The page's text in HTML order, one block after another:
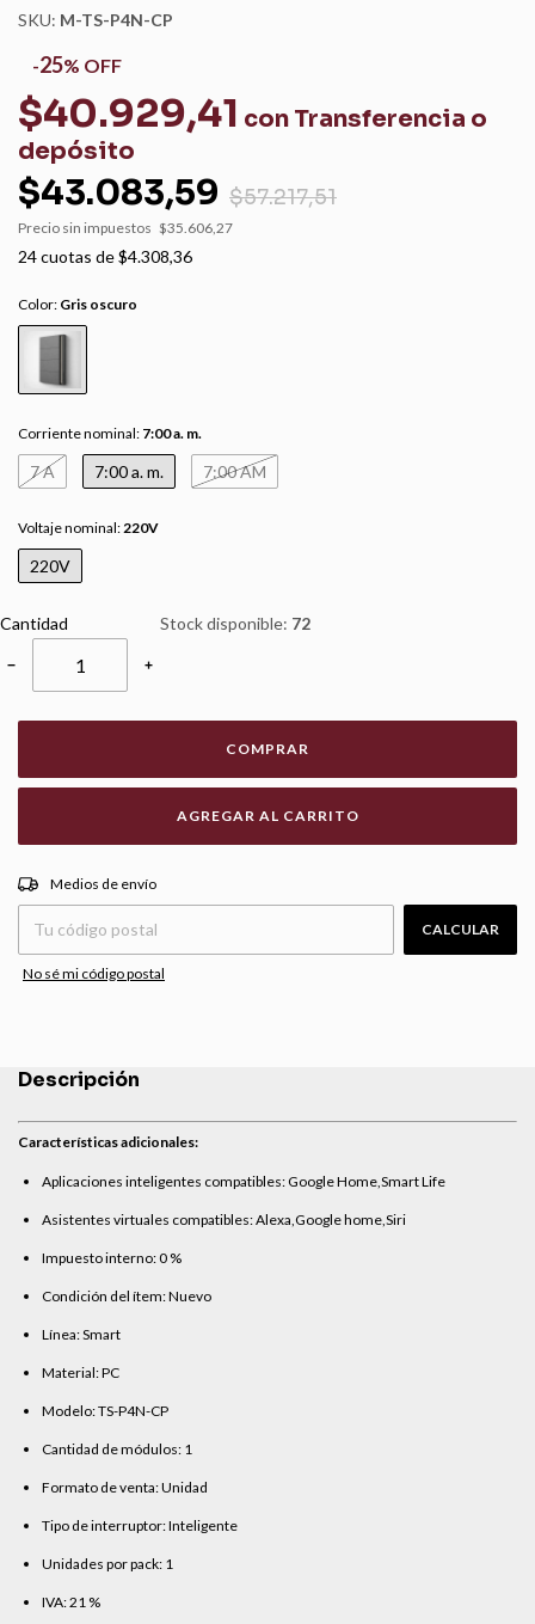
SKU: M-TS-P4N-CP
-25% OFF
$40.929,41 con Transferencia o
depósito
$43.083,59 $57.217,51
Precio sin impuestos $35.606,27
24cuotas de$4.308,36
Color: Gris oscuro
Corriente nominal: 7:00 a. m.
7 A 7:00 a. m. 7:00 AM
Voltaje nominal:220V
220V
Cantidad
− +
Stock disponible: 72
COMPRAR
Entregas para el CP:
Medios de envío
CALCULAR
No sé mi código postal
Descripción
Características adicionales:
Aplicaciones inteligentes compatibles: Google Home,Smart Life
Asistentes virtuales compatibles: Alexa,Google home,Siri
Impuesto interno: 0 %
Condición del ítem: Nuevo
Línea: Smart
Material: PC
Modelo: TS-P4N-CP
Cantidad de módulos: 1
Formato de venta: Unidad
Tipo de interruptor: Inteligente
Unidades por pack: 1
IVA: 21 %